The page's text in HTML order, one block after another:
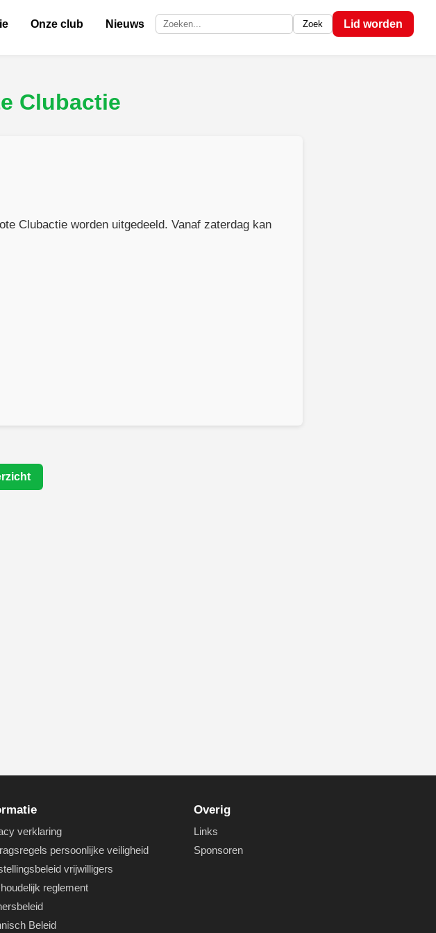
Onze club Nieuws Zoek op de site Zoek Lid worden
Clubactie
Clubactie worden uitgedeeld. Vanaf zaterdag kan
verklaring
persoonlijke veiligheid
vrijwilligers
reglement
Beleid
Overig
Links
Sponsoren